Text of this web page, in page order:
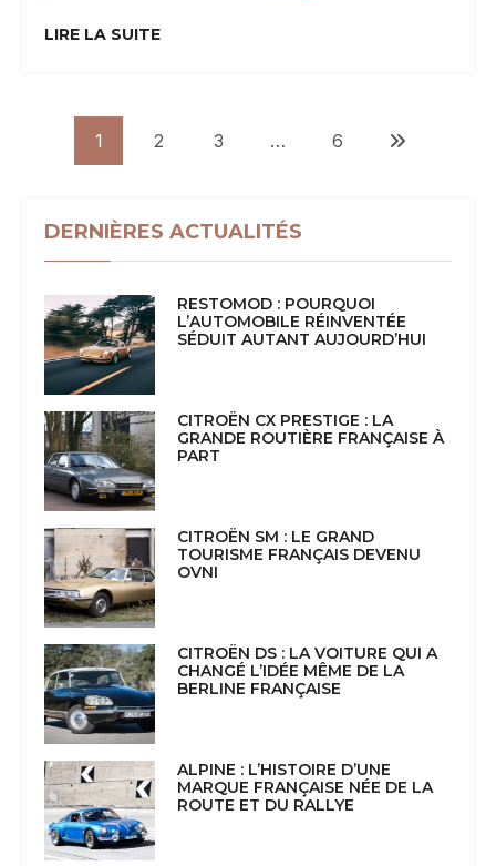
Audi,
LIRE LA SUITE
NAVIGATION
1 2 3 … 6
DERNIÈRES ACTUALITÉS
RESTOMOD : POURQUOI
L’AUTOMOBILE RÉINVENTÉE
SÉDUIT AUTANT AUJOURD’HUI
CITROËN CX PRESTIGE : LA
GRANDE ROUTIÈRE FRANÇAISE À
PART
CITROËN SM : LE GRAND
TOURISME FRANÇAIS DEVENU
OVNI
CITROËN DS : LA VOITURE QUI A
CHANGÉ L’IDÉE MÊME DE LA
BERLINE FRANÇAISE
ALPINE : L’HISTOIRE D’UNE
MARQUE FRANÇAISE NÉE DE LA
ROUTE ET DU RALLYE